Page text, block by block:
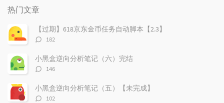
门
文
章
论
热门文章
【过期】618京东金币任务自动脚本【2.3】
评
数：
182
小黑盒逆向分析笔记（六）完结
评
数：
146
小黑盒逆向分析笔记（五）【未完成】
评
102